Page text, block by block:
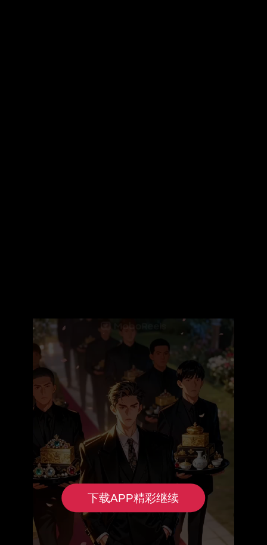
下载APP精彩继续